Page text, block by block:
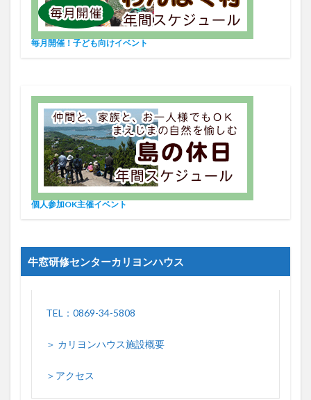
毎月開催！子ども向けイベント
個人参加OK主催イベント
牛窓研修センターカリヨンハウス
TEL：0869-34-5808
＞ カリヨンハウス施設概要
＞アクセス